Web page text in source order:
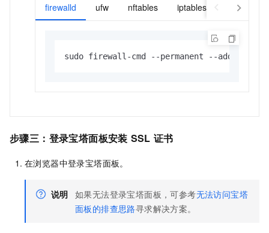
firewalld ufw nftables iptables
sudo firewall-cmd --permanent --add-
步骤三：登录宝塔面板安装 SSL 证书
在浏览器中登录宝塔面板。
说明 如果无法登录宝塔面板，可参考无法访问宝塔
面板的排查思路寻求解决方案。